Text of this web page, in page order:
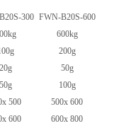
300 FWN-B20S-600
600kg
200g
20g
50g
50g 100g
500
600
500x 600
600x 800